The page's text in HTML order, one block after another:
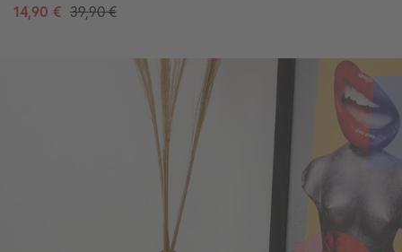
14,90 € 39,90 €